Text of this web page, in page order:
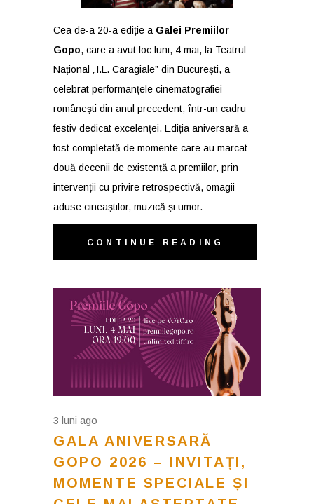
Cea de-a 20-a ediție a Galei Premiilor
Gopo, care a avut loc luni, 4 mai, la Teatrul
Național „I.L. Caragiale” din București, a
celebrat performanțele cinematografiei
românești din anul precedent, într-un cadru
festiv dedicat excelenței. Ediția aniversară a
fost completată de momente care au marcat
două decenii de existență a premiilor, prin
intervenții cu privire retrospectivă, omagii
aduse cineaștilor, muzică și umor.
CONTINUE READING
3 luni ago
GALA ANIVERSARĂ
GOPO 2026 – INVITAȚI,
MOMENTE SPECIALE ȘI